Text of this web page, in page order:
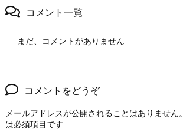
コメント一覧
まだ、コメントがありません
コメントをどうぞ
メールアドレスが公開されることはありません。
は必須項目です